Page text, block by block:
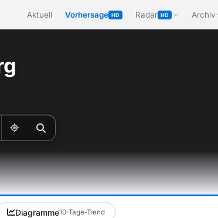
Aktuell Vorhersage HD Radar HD Archiv
Diagramme10-Tage-Trend